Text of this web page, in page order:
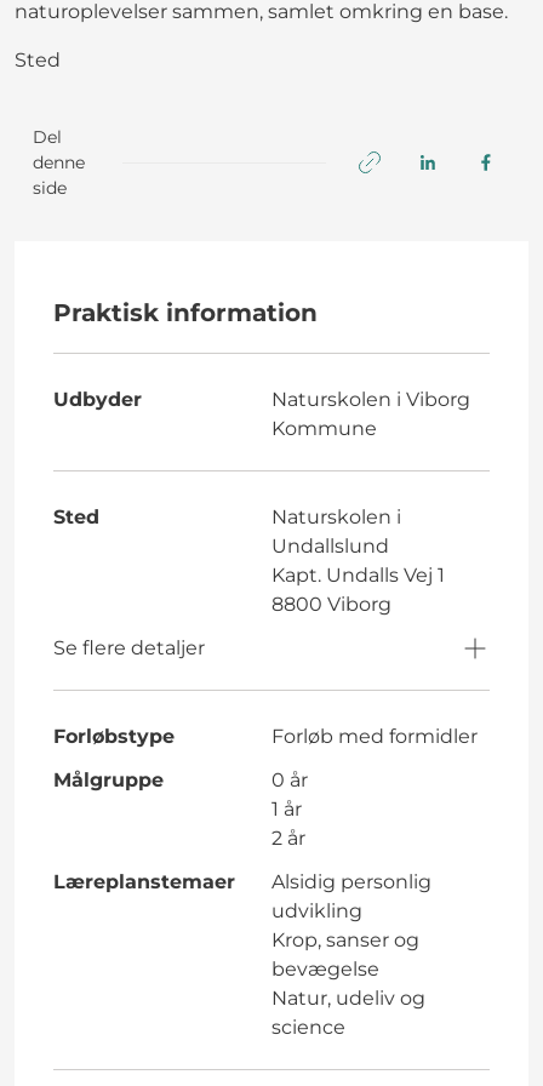
naturoplevelser sammen, samlet omkring en base.
Sted
Del
denne
side
Praktisk information
Udbyder
Naturskolen i Viborg
Kommune
Sted
Naturskolen i
Undallslund
Kapt. Undalls Vej 1
8800 Viborg
Se flere detaljer
Forløbstype
Forløb med formidler
Målgruppe
0 år
1 år
2 år
Læreplanstemaer
Alsidig personlig
udvikling
Krop, sanser og
bevægelse
Natur, udeliv og
science